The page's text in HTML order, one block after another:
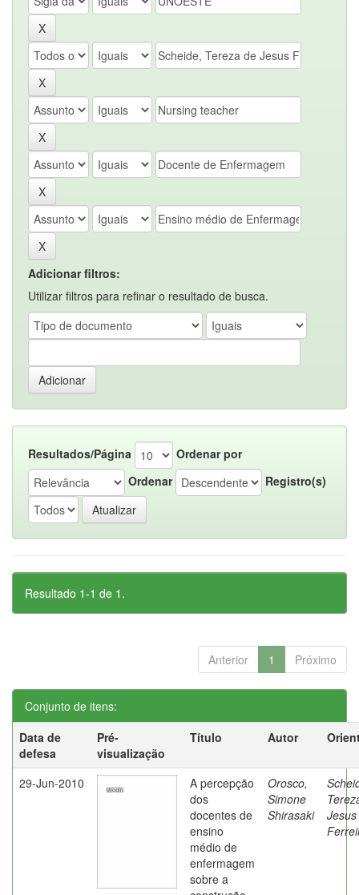
Adicionar filtros:
Utilizar filtros para refinar o resultado de busca.
Resultados/Página
Ordenar por
Ordenar
Registro(s)
Resultado 1-1 de 1.
Anterior 1 Próximo
Conjunto de itens:
Data de
defesa
Pré-
visualização
Título Autor
29-Jun-2010
A percepção
dos
docentes de
ensino
médio de
enfermagem
sobre a
Orosco,
Simone
Shirasaki
Jesus